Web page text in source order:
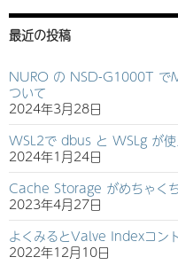
最近の投稿
NURO の NSD-G1000T で
ついて
2024年3月28日
WSL2で dbus と WSLg が
2024年1月24日
Cache Storage がめちゃく
2023年4月27日
よくみるとValve Indexコン
2022年12月10日